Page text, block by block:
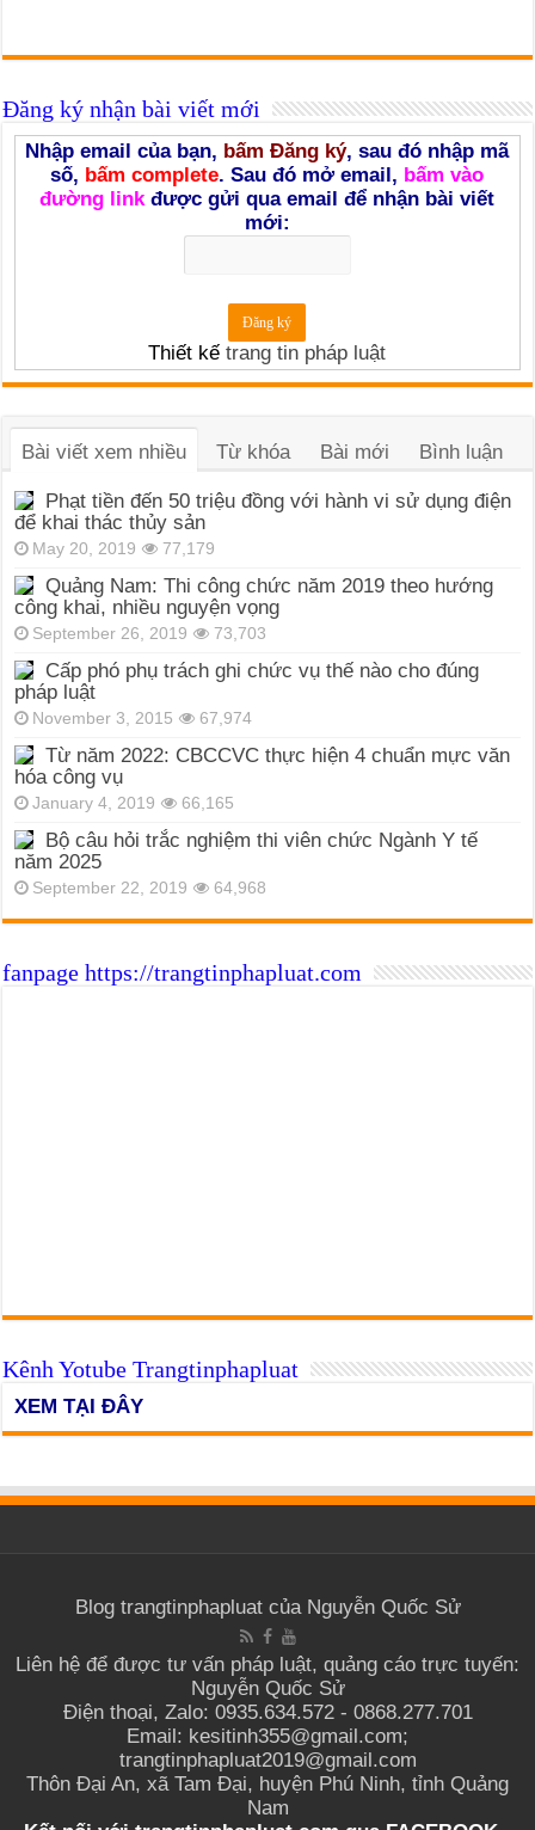
Đăng ký nhận bài viết mới
Nhập email của bạn, bấm Đăng ký, sau đó nhập mã
số, bấm complete. Sau đó mở email, bấm vào
đường linkđược gửi qua email để nhận bài viết
mới:
Thiết kếtrang tin pháp luật
Bài viết xem nhiều Từ khóa Bài mới Bình luận
Phạt tiền đến 50 triệu đồng với hành vi sử dụng điện
để khai thác thủy sản
May 20, 2019 77,179
Quảng Nam: Thi công chức năm 2019 theo hướng
công khai, nhiều nguyện vọng
September 26, 2019 73,703
Cấp phó phụ trách ghi chức vụ thế nào cho đúng
pháp luật
November 3, 2015 67,974
Từ năm 2022: CBCCVC thực hiện 4 chuẩn mực văn
hóa công vụ
January 4, 2019 66,165
Bộ câu hỏi trắc nghiệm thi viên chức Ngành Y tế
năm 2025
September 22, 2019 64,968
fanpage https://trangtinphapluat.com
Kênh Yotube Trangtinphapluat
XEM TẠI ĐÂY
Blog trangtinphapluat của Nguyễn Quốc Sử
Liên hệ để được tư vấn pháp luật, quảng cáo trực tuyến:
Nguyễn Quốc Sử
Điện thoại, Zalo: 0935.634.572 - 0868.277.701
Email: kesitinh355@gmail.com;
trangtinphapluat2019@gmail.com
Thôn Đại An, xã Tam Đại, huyện Phú Ninh, tỉnh Quảng
Nam